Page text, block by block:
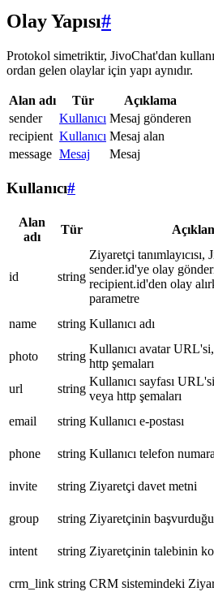
Olay Yapısı#
Protokol simetriktir, JivoChat'dan
ordan gelen olaylar için yapı aynıdır.
Alan adı Tür
Açıklama
sender
Kullanıcı Mesaj gönderen
recipient Kullanıcı Mesaj alan
message Mesaj Mesaj
Kullanıcı#
Alan
adı
Tür
id string
Ziyaretçi tanımlayıcısı,
sender.id'ye olay
recipient.id'den olay
parametre
name string Kullanıcı adı
photo
string
Kullanıcı avatar
http şemaları
url
string
Kullanıcı sayfası
veya http şemaları
email
string Kullanıcı e-postası
phone
string Kullanıcı telefon
invite
string Ziyaretçi davet metni
group
string Ziyaretçinin
intent
string Ziyaretçinin talebinin
crm_link string CRM sistemindeki